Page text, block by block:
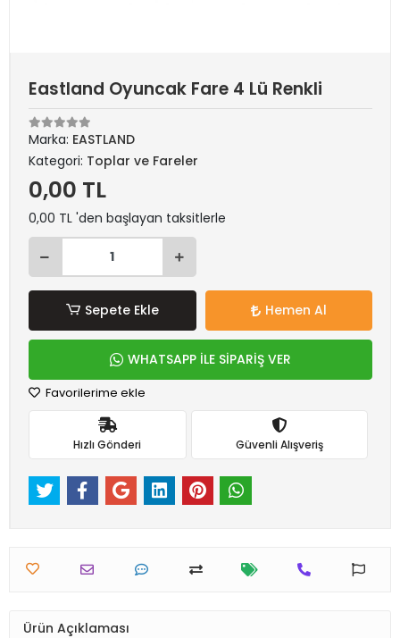
Eastland Oyuncak Fare 4 Lü Renkli
Marka: EASTLAND
Kategori: Toplar ve Fareler
0,00 TL
0,00 TL 'den başlayan taksitlerle
Sepete Ekle Hemen Al
WHATSAPP İLE SİPARİŞ VER
Favorilerime ekle
Hızlı Gönderi Güvenli Alışveriş
Ürün Açıklaması